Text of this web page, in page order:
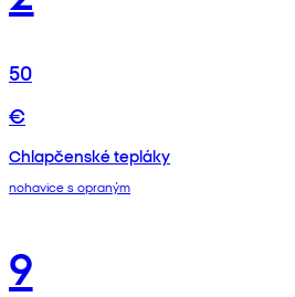
50
€
Chlapčenské tepláky
nohavice s opraným
9